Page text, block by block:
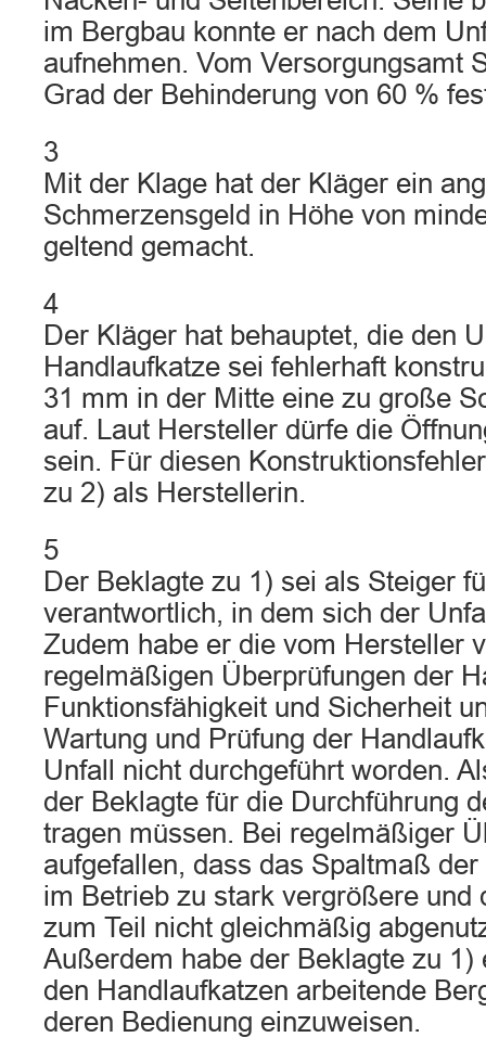
im Bergbau konnte er nach dem
aufnehmen. Vom Versorgungsamt
Grad der Behinderung von 60 %
3
Mit der Klage hat der Kläger ein
Schmerzensgeld in Höhe von
geltend gemacht.
4
Der Kläger hat behauptet, die den
Handlaufkatze sei fehlerhaft
31 mm in der Mitte eine zu große
auf. Laut Hersteller dürfe die
sein. Für diesen
zu 2) als Herstellerin.
5
Der Beklagte zu 1) sei als Steiger
verantwortlich, in dem sich der
Zudem habe er die vom Hersteller
regelmäßigen Überprüfungen der
Funktionsfähigkeit und Sicherheit
Wartung und Prüfung der
Unfall nicht durchgeführt worden.
der Beklagte für die Durchführung
tragen müssen. Bei regelmäßiger
aufgefallen, dass das Spaltmaß
im Betrieb zu stark vergrößere und
zum Teil nicht gleichmäßig
Außerdem habe der Beklagte zu 1)
den Handlaufkatzen arbeitende
deren Bedienung einzuweisen.